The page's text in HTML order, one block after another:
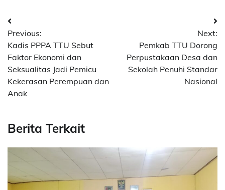
Post
navigation
Previous:
Kadis PPPA TTU Sebut
Faktor Ekonomi dan
Seksualitas Jadi Pemicu
Kekerasan Perempuan dan
Anak
Next:
Pemkab TTU Dorong
Perpustakaan Desa dan
Sekolah Penuhi Standar
Nasional
Berita Terkait